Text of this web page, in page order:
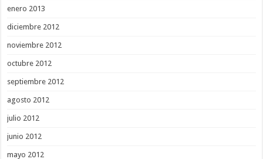
enero 2013
diciembre 2012
noviembre 2012
octubre 2012
septiembre 2012
agosto 2012
julio 2012
junio 2012
mayo 2012